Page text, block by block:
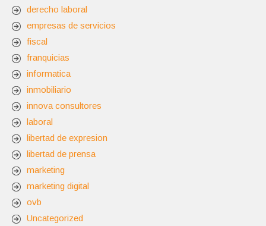
derecho laboral
empresas de servicios
fiscal
franquicias
informatica
inmobiliario
innova consultores
laboral
libertad de expresion
libertad de prensa
marketing
marketing digital
ovb
Uncategorized